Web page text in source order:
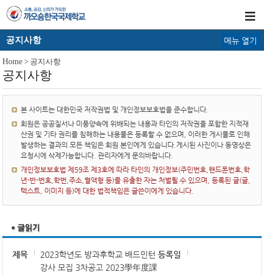
공지사항 메뉴 열기
Home > 공지사항
공지사항
본 사이트는 대한민국 저작권법 및 개인정보보호법을 준수합니다.
회원은 공공질서나 미풍양속에 위배되는 내용과 타인의 저작권을 포함한 지적재
산권 및 기타 권리를 침해하는 내용물은 등록할 수 없으며, 이러한 게시물로 인해
발생하는 결과의 모든 책임은 회원 본인에게 있습니다.게시된 사진이나 동영상은
요청시에 삭제가능합니다. 관리자에게 문의바랍니다.
개인정보보호법 제59조 제3호에 따라 타인의 개인정보(주민번호,핸드폰번호,학
년-반-번호,학번,주소,혈액형 등)를 유출한 자는 처벌될 수 있으며, 등록된 글(글,
텍스트, 이미지 등)에 대한 법적책임은 글쓴이에게 있습니다.
제목
2023학년도 방과후학교 배드민턴
강사 모집 3차공고 2023學年度課
등록일